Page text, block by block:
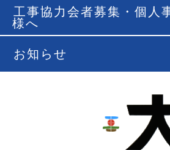
工事協力会者募集・個人
様へ
お知らせ